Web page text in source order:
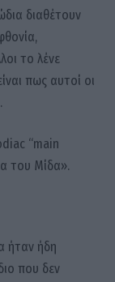
διαθέτουν
το λένε
πως αυτοί οι
“main
του Μίδα».
ήταν ήδη
που δεν